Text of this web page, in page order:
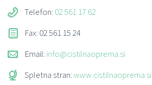
Telefon: 02 561 17 62
Fax: 02 561 15 24
Email: info@cistilnaoprema.si
Spletna stran:www.cistilnaoprema.si